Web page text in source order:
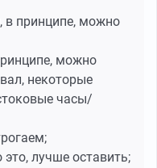
в принципе, можно
можно
некоторые
часы/
лучше оставить;